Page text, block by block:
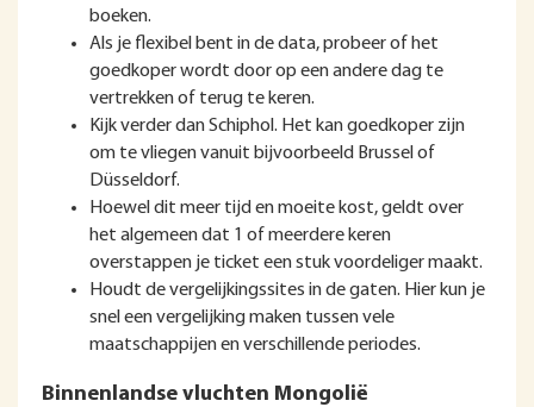
boeken.
Als je flexibel bent in de data, probeer of het
goedkoper wordt door op een andere dag te
vertrekken of terug te keren.
Kijk verder dan Schiphol. Het kan goedkoper zijn
om te vliegen vanuit bijvoorbeeld Brussel of
Düsseldorf.
Hoewel dit meer tijd en moeite kost, geldt over
het algemeen dat 1 of meerdere keren
overstappen je ticket een stuk voordeliger maakt.
Houdt de vergelijkingssites in de gaten. Hier kun je
snel een vergelijking maken tussen vele
maatschappijen en verschillende periodes.
Binnenlandse vluchten Mongolië